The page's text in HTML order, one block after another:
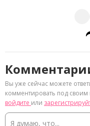
Вы уже сейчас можете
комментировать под
войдите или